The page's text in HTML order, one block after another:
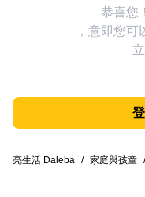
恭喜您
，意即您可
亮生活 Daleba / 家庭與孩童 /